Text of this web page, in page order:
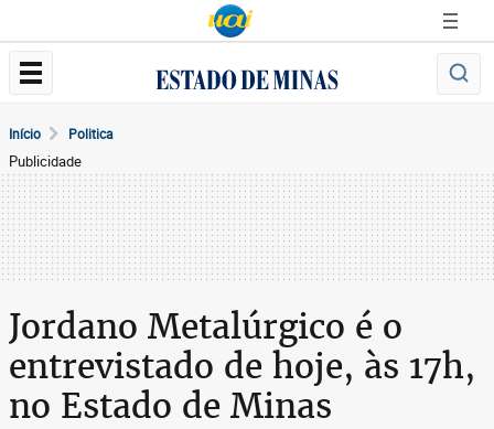
Início Politica
Publicidade
Jordano Metalúrgico é o
entrevistado de hoje, às 17h,
no Estado de Minas